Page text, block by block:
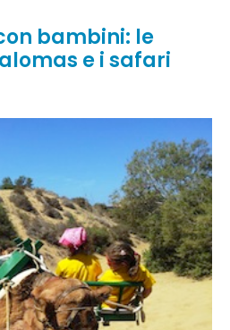
bambini: le
e i safari